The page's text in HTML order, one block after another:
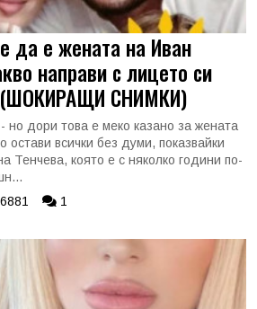
да е жената на Иван
направи с лицето си
(ШОКИРАЩИ СНИМКИ)
но дори това е меко казано за жената
остави всички без думи, показвайки
Тенчева, която е с няколко години по-
1